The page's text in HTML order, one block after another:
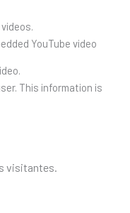
YouTube video
This information is
visitantes.